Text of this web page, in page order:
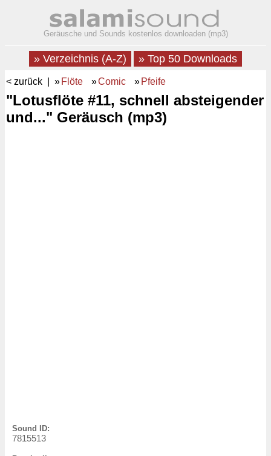
Geräusche und Sounds kostenlos downloaden (mp3)
» Verzeichnis (A-Z) » Top 50 Downloads
< zurück | » Flöte »Comic » Pfeife
"Lotusflöte #11, schnell absteigender
und..." Geräusch (mp3)
Sound ID:
7815513